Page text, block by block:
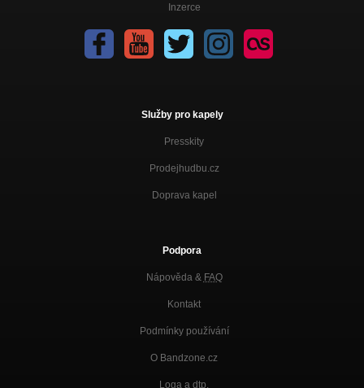
Inzerce
Služby pro kapely
Presskity
Prodejhudbu.cz
Doprava kapel
Podpora
Nápověda & FAQ
Kontakt
Podmínky používání
O Bandzone.cz
Loga a dtp.